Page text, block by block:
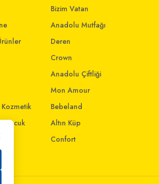
Kozmetik
Çocuk
Bizim Vatan
Anadolu Mutfağı
Deren
Crown
Anadolu Çiftliği
Mon Amour
Bebeland
Altın Küp
Confort